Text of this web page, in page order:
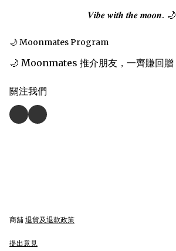
𝑽𝒊𝒃𝒆 𝒘𝒊𝒕𝒉 𝒕𝒉𝒆 𝒎𝒐𝒐𝒏. 🌙
🌙 Moonmates Program
🌙 Moonmates 推介朋友，一齊賺回贈
關注我們
商舖 退貨及退款政策
提出意見